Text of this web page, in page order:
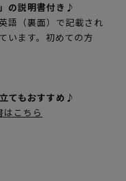
の説明書付き♪
語（裏面）で記載され
います。初めての方
てもおすすめ♪
こちら